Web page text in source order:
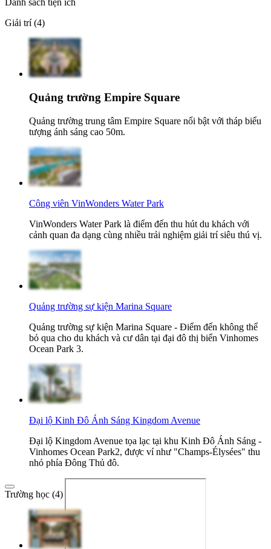
Danh sách tiện ích
Giải trí (4)
Quảng trường Empire Square
Quảng trường trung tâm Empire Square nổi bật với tháp biểu
tượng ánh sáng cao 50m.
Công viên VinWonders Water Park
VinWonders Water Park là điểm đến thu hút du khách với
cảnh quan đa dạng cùng nhiều trải nghiệm giải trí siêu thú vị.
Quảng trường sự kiện Marina Square
Quảng trường sự kiện Marina Square - Điểm đến không thể
bỏ qua cho du khách và cư dân tại đại đô thị biển Vinhomes
Ocean Park 3.
Đại lộ Kinh Đô Ánh Sáng Kingdom Avenue
Đại lộ Kingdom Avenue tọa lạc tại khu Kinh Đô Ánh Sáng -
Vinhomes Ocean Park2, được ví như "Champs-Élysées" thu
nhỏ phía Đông Thủ đô.
Trường học (4)